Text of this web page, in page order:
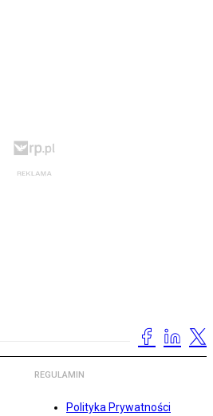
REGULAMIN
Polityka Prywatności